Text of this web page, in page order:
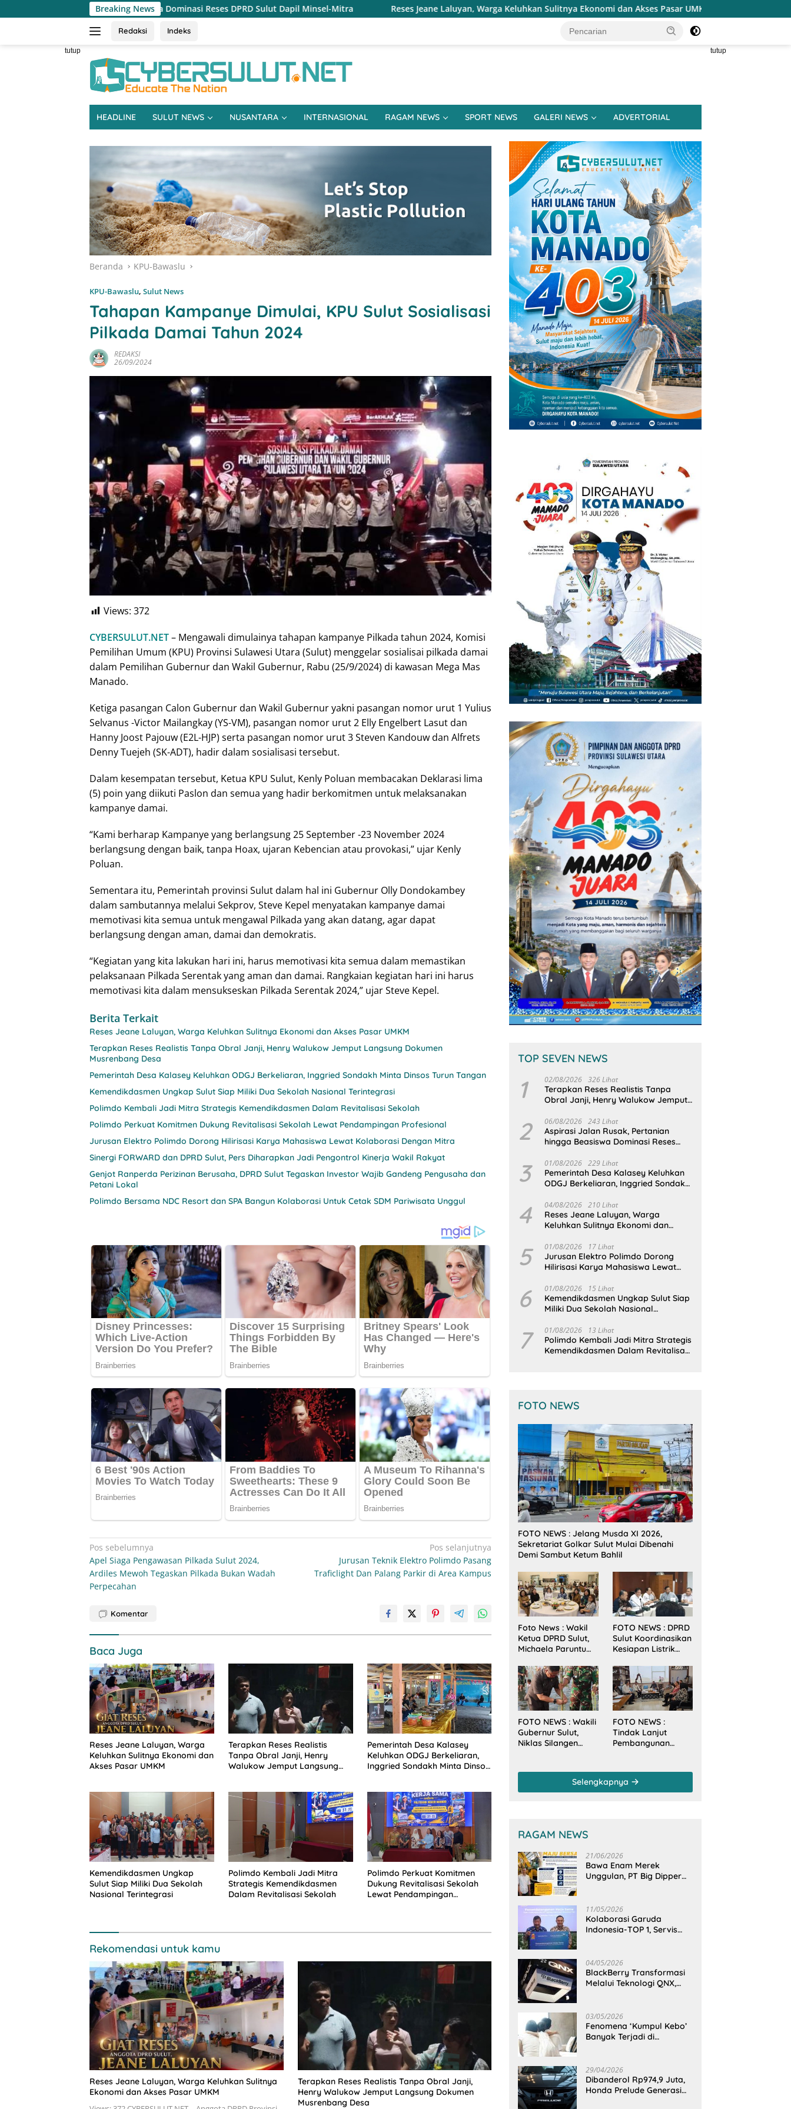
ke
Breaking News
Dominasi Reses DPRD Sulut Dapil Minsel-Mitra Reses Jeane Laluyan, Warga Keluhkan Sulitnya Ekonomi dan Akses Pasar UMKM Terapkan Reses Realistis Tanpa Obral
Redaksi Indeks
tutup tutup
HEADLINE SULUT NEWS NUSANTARA INTERNASIONAL RAGAM NEWS SPORT NEWS GALERI NEWS ADVERTORIAL
Beranda KPU-Bawaslu
KPU-Bawaslu, Sulut News
Tahapan Kampanye Dimulai, KPU Sulut Sosialisasi
Pilkada Damai Tahun 2024
REDAKSI
26/09/2024
Views: 372
CYBERSULUT.NET– Mengawali dimulainya tahapan kampanye Pilkada tahun 2024, Komisi
Pemilihan Umum (KPU) Provinsi Sulawesi Utara (Sulut) menggelar sosialisai pilkada damai
dalam Pemilihan Gubernur dan Wakil Gubernur, Rabu (25/9/2024) di kawasan Mega Mas
Manado.
Ketiga pasangan Calon Gubernur dan Wakil Gubernur yakni pasangan nomor urut 1 Yulius
Selvanus -Victor Mailangkay (YS-VM), pasangan nomor urut 2 Elly Engelbert Lasut dan
Hanny Joost Pajouw (E2L-HJP) serta pasangan nomor urut 3 Steven Kandouw dan Alfrets
Denny Tuejeh (SK-ADT), hadir dalam sosialisasi tersebut.
Dalam kesempatan tersebut, Ketua KPU Sulut, Kenly Poluan membacakan Deklarasi lima
(5) poin yang diikuti Paslon dan semua yang hadir berkomitmen untuk melaksanakan
kampanye damai.
“Kami berharap Kampanye yang berlangsung 25 September -23 November 2024
berlangsung dengan baik, tanpa Hoax, ujaran Kebencian atau provokasi,” ujar Kenly
Poluan.
Sementara itu, Pemerintah provinsi Sulut dalam hal ini Gubernur Olly Dondokambey
dalam sambutannya melalui Sekprov, Steve Kepel menyatakan kampanye damai
memotivasi kita semua untuk mengawal Pilkada yang akan datang, agar dapat
berlangsung dengan aman, damai dan demokratis.
“Kegiatan yang kita lakukan hari ini, harus memotivasi kita semua dalam memastikan
pelaksanaan Pilkada Serentak yang aman dan damai. Rangkaian kegiatan hari ini harus
memotivasi kita dalam mensukseskan Pilkada Serentak 2024,” ujar Steve Kepel.
Berita Terkait
Reses Jeane Laluyan, Warga Keluhkan Sulitnya Ekonomi dan Akses Pasar UMKM
Terapkan Reses Realistis Tanpa Obral Janji, Henry Walukow Jemput Langsung Dokumen
Musrenbang Desa
Pemerintah Desa Kalasey Keluhkan ODGJ Berkeliaran, Inggried Sondakh Minta Dinsos Turun Tangan
Kemendikdasmen Ungkap Sulut Siap Miliki Dua Sekolah Nasional Terintegrasi
Polimdo Kembali Jadi Mitra Strategis Kemendikdasmen Dalam Revitalisasi Sekolah
Polimdo Perkuat Komitmen Dukung Revitalisasi Sekolah Lewat Pendampingan Profesional
Jurusan Elektro Polimdo Dorong Hilirisasi Karya Mahasiswa Lewat Kolaborasi Dengan Mitra
Sinergi FORWARD dan DPRD Sulut, Pers Diharapkan Jadi Pengontrol Kinerja Wakil Rakyat
Genjot Ranperda Perizinan Berusaha, DPRD Sulut Tegaskan Investor Wajib Gandeng Pengusaha dan
Petani Lokal
Polimdo Bersama NDC Resort dan SPA Bangun Kolaborasi Untuk Cetak SDM Pariwisata Unggul
Navigasi
pos
Pos sebelumnya
Apel Siaga Pengawasan Pilkada Sulut 2024,
Ardiles Mewoh Tegaskan Pilkada Bukan Wadah
Perpecahan
Pos selanjutnya
Jurusan Teknik Elektro Polimdo Pasang
Traficlight Dan Palang Parkir di Area Kampus
Komentar
Baca Juga
Reses Jeane Laluyan, Warga
Keluhkan Sulitnya Ekonomi dan
Akses Pasar UMKM
Terapkan Reses Realistis
Tanpa Obral Janji, Henry
Walukow Jemput Langsung
Pemerintah Desa Kalasey
Keluhkan ODGJ Berkeliaran,
Inggried Sondakh Minta Dinsos
Kemendikdasmen Ungkap
Sulut Siap Miliki Dua Sekolah
Nasional Terintegrasi
Polimdo Kembali Jadi Mitra
Strategis Kemendikdasmen
Dalam Revitalisasi Sekolah
Polimdo Perkuat Komitmen
Dukung Revitalisasi Sekolah
Lewat Pendampingan
Rekomendasi untuk kamu
Reses Jeane Laluyan, Warga Keluhkan Sulitnya
Ekonomi dan Akses Pasar UMKM
Terapkan Reses Realistis Tanpa Obral Janji,
Henry Walukow Jemput Langsung Dokumen
Musrenbang Desa
TOP SEVEN NEWS
1 02/08/2026 326 Lihat
Terapkan Reses Realistis Tanpa
Obral Janji, Henry Walukow Jemput
Desa
2 06/08/2026 243 Lihat
Aspirasi Jalan Rusak, Pertanian
hingga Beasiswa Dominasi Reses
3 01/08/2026 229 Lihat
Pemerintah Desa Kalasey Keluhkan
ODGJ Berkeliaran, Inggried Sondakh
4 04/08/2026 210 Lihat
Reses Jeane Laluyan, Warga
Keluhkan Sulitnya Ekonomi dan
5 01/08/2026 17 Lihat
Jurusan Elektro Polimdo Dorong
Hilirisasi Karya Mahasiswa Lewat
6 01/08/2026 15 Lihat
Kemendikdasmen Ungkap Sulut Siap
Miliki Dua Sekolah Nasional
7 01/08/2026 13 Lihat
Polimdo Kembali Jadi Mitra Strategis
Kemendikdasmen Dalam Revitalisasi
FOTO NEWS
FOTO NEWS : Jelang Musda XI 2026,
Sekretariat Golkar Sulut Mulai Dibenahi
Demi Sambut Ketum Bahlil
Foto News : Wakil
Ketua DPRD Sulut,
Michaela Paruntu
Makan Malam
Gubernur Sulut
Bersama
Wamenkes RI
FOTO NEWS : DPRD
Sulut Koordinasikan
Kesiapan Listrik
Tahun Baru 2026
FOTO NEWS : Wakili
Gubernur Sulut,
Niklas Silangen
Desa Arakan Minsel
FOTO NEWS :
Tindak Lanjut
Pembangunan
Sulut Sambangi
Dirjen SDA
Selengkapnya
RAGAM NEWS
21/06/2026
Bawa Enam Merek
Unggulan, PT Big Dipper
Pasar di Sulawesi Utara
11/05/2026
Kolaborasi Garuda
Indonesia-TOP 1, Servis
04/05/2026
BlackBerry Transformasi
Melalui Teknologi QNX,
Otomotif
03/05/2026
Fenomena ‘Kumpul Kebo’
Banyak Terjadi di
di Kota Manado
29/04/2026
Dibanderol Rp974,9 Juta,
Honda Prelude Generasi